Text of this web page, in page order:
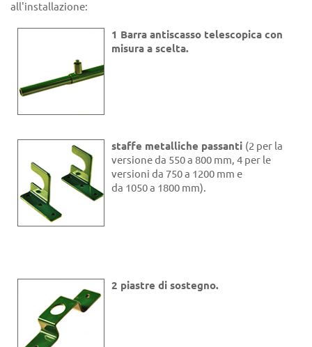
all'installazione:
1 Barra antiscasso telescopica con
misura a scelta.
staffe metalliche passanti (2 per la
versione da 550 a 800 mm, 4 per le
versioni da 750 a 1200 mm e
da 1050 a 1800 mm).
2 piastre di sostegno.